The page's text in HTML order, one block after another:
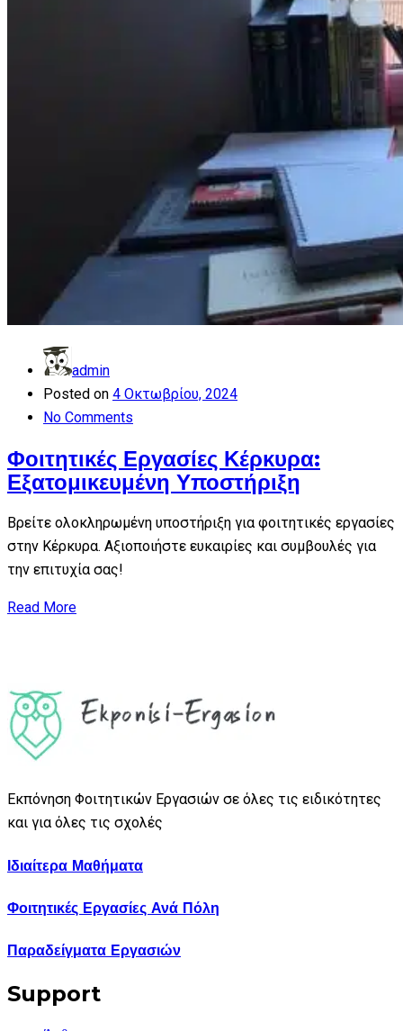
admin
Posted on 4 Οκτωβρίου, 2024
No Comments
Φοιτητικές Εργασίες Κέρκυρα:
Εξατομικευμένη Υποστήριξη
Βρείτε ολοκληρωμένη υποστήριξη για φοιτητικές εργασίες
στην Κέρκυρα. Αξιοποιήστε ευκαιρίες και συμβουλές για
την επιτυχία σας!
Read More
Εκπόνηση Φοιτητικών Εργασιών σε όλες τις ειδικότητες
και για όλες τις σχολές
Ιδιαίτερα Μαθήματα
Φοιτητικές Εργασίες Ανά Πόλη
Παραδείγματα Εργασιών
Support